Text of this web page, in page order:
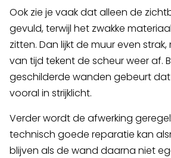
Ook zie je vaak dat alleen de
gevuld, terwijl het zwakke
zitten. Dan lijkt de muur even
van tijd tekent de scheur weer af.
geschilderde wanden gebeurt dat
vooral in strijklicht.
Verder wordt de afwerking
technisch goede reparatie kan
blijven als de wand daarna niet